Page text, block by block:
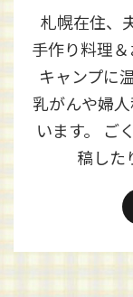
札幌在住、
手作り料理
キャンプに
乳がんや婦
います。 ご
稿した